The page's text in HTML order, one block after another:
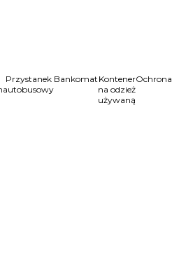
Przystanek
autobusowy
Bankomat Kontener
na odzież
używaną
Ochrona